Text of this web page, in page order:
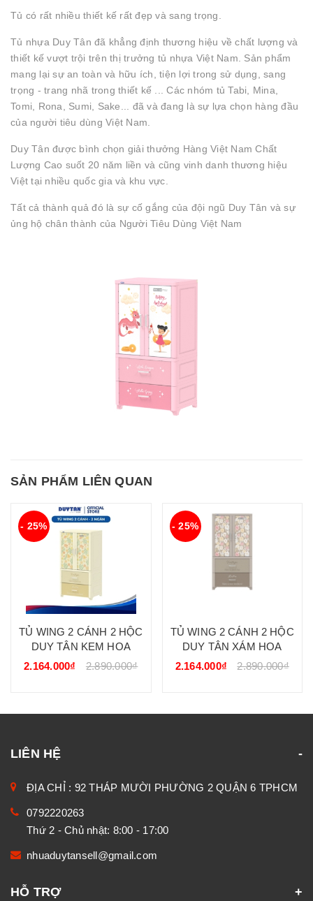
Tủ có rất nhiều thiết kế rất đẹp và sang trọng.
Tủ nhựa Duy Tân đã khẳng định thương hiệu về chất lượng và
thiết kế vượt trội trên thị trưởng tủ nhựa Việt Nam. Sản phẩm
mang lại sự an toàn và hữu ích, tiện lợi trong sử dụng, sang
trọng - trang nhã trong thiết kế ... Các nhóm tủ Tabi, Mina,
Tomi, Rona, Sumi, Sake... đã và đang là sự lựa chọn hàng đầu
của người tiêu dùng Việt Nam.
Duy Tân được bình chọn giải thưởng Hàng Việt Nam Chất
Lượng Cao suốt 20 năm liền và cũng vinh danh thương hiệu
Việt tại nhiều quốc gia và khu vực.
Tất cả thành quả đó là sự cố gắng của đội ngũ Duy Tân và sự
ủng hộ chân thành của Người Tiêu Dùng Việt Nam
SẢN PHẨM LIÊN QUAN
- 25%
TỦ WING 2 CÁNH 2 HỘC
DUY TÂN KEM HOA
2.164.000₫
2.890.000₫
- 25%
TỦ WING 2 CÁNH 2 HỘC
DUY TÂN XÁM HOA
2.164.000₫
2.890.000₫
LIÊN HỆ
ĐỊA CHỈ : 92 THÁP MƯỜI PHƯỜNG 2 QUẬN 6 TPHCM
0792220263
Thứ 2 - Chủ nhật: 8:00 - 17:00
nhuaduytansell@gmail.com
HỖ TRỢ